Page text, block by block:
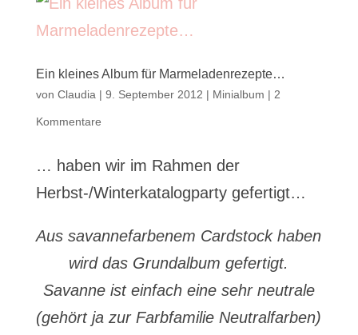
Ein kleines Album für Marmeladenrezepte…
von Claudia | 9. September 2012 | Minialbum | 2
Kommentare
… haben wir im Rahmen der
Herbst-/Winterkatalogparty gefertigt…
Aus savannefarbenem Cardstock haben
wird das Grundalbum gefertigt.
Savanne ist einfach eine sehr neutrale
(gehört ja zur Farbfamilie Neutralfarben)